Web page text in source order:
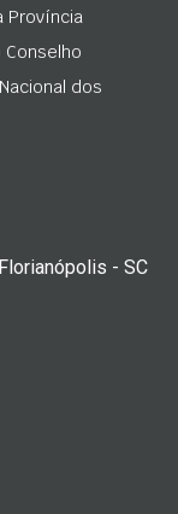
Província
dos
- SC